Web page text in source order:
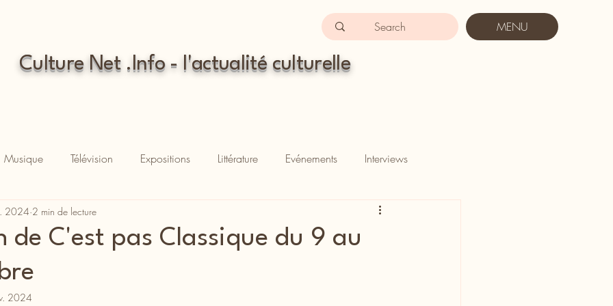
MENU
Culture Net .Info - l'actualité culturelle
Musique Télévision Expositions Littérature Evénements Interviews
de C'est pas Classique du 9 au
2024 2 min de lecture
2024